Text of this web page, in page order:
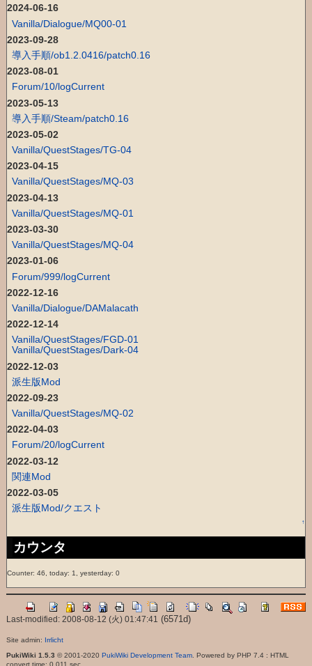
2024-06-16
Vanilla/Dialogue/MQ00-01
2023-09-28
導入手順/ob1.2.0416/patch0.16
2023-08-01
Forum/10/logCurrent
2023-05-13
導入手順/Steam/patch0.16
2023-05-02
Vanilla/QuestStages/TG-04
2023-04-15
Vanilla/QuestStages/MQ-03
2023-04-13
Vanilla/QuestStages/MQ-01
2023-03-30
Vanilla/QuestStages/MQ-04
2023-01-06
Forum/999/logCurrent
2022-12-16
Vanilla/Dialogue/DAMalacath
2022-12-14
Vanilla/QuestStages/FGD-01
Vanilla/QuestStages/Dark-04
2022-12-03
派生版Mod
2022-09-23
Vanilla/QuestStages/MQ-02
2022-04-03
Forum/20/logCurrent
2022-03-12
関連Mod
2022-03-05
派生版Mod/クエスト
↑
カウンタ
Counter: 46, today: 1, yesterday: 0
Last-modified: 2008-08-12 (火) 01:47:41 (6571d)
Site admin: Irrlicht
PukiWiki 1.5.3 © 2001-2020 PukiWiki Development Team. Powered by PHP 7.4 : HTML
convert time: 0.011 sec.